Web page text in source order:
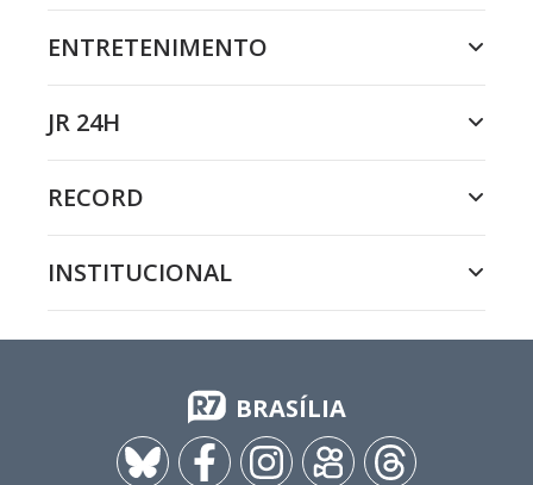
ENTRETENIMENTO
JR 24H
RECORD
INSTITUCIONAL
BRASÍLIA